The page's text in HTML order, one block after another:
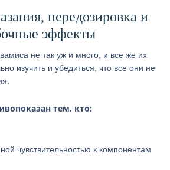
передозировка и
эффекты
не так уж и много, и все же их
изучить и убедиться, что все они не
тем, кто:
чувствительностью к компонентам